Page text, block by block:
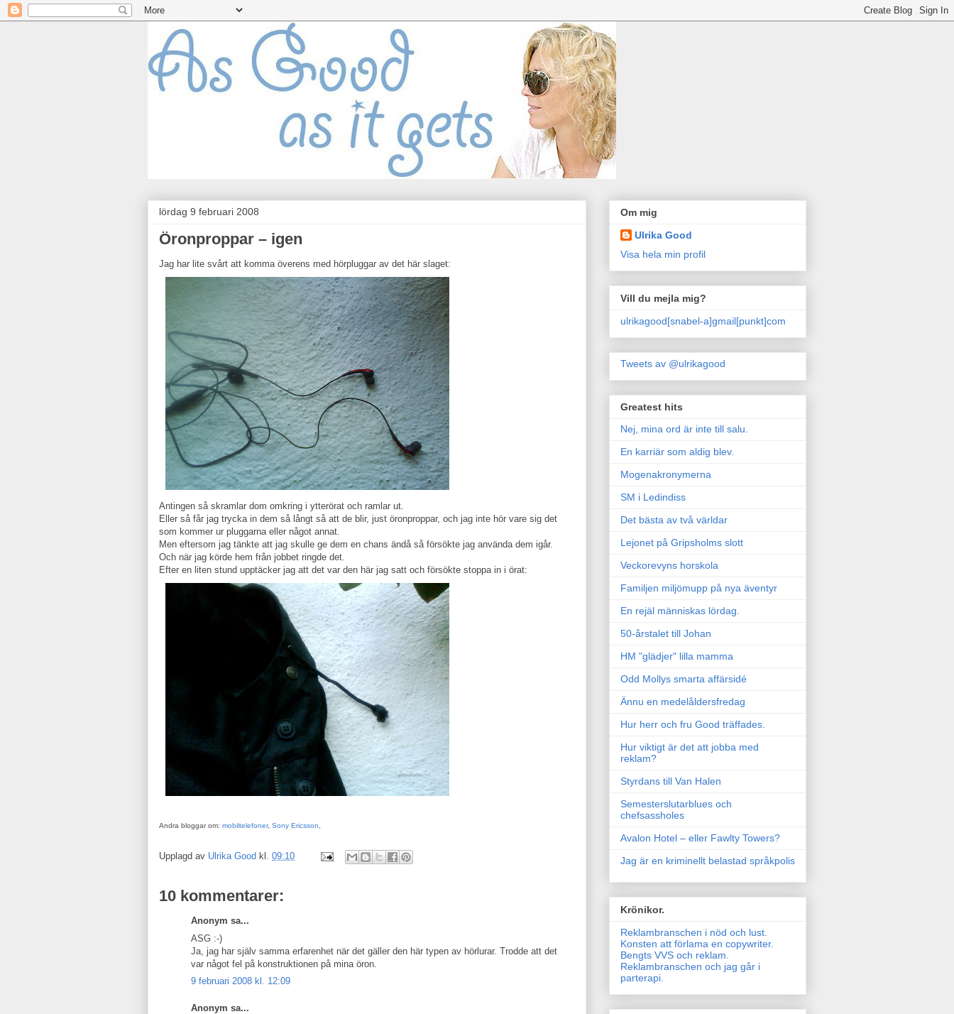
lördag 9 februari 2008
Öronproppar – igen
Jag har lite svårt att komma överens med hörpluggar av det här slaget:
Antingen så skramlar dom omkring i ytterörat och ramlar ut.
Eller så får jag trycka in dem så långt så att de blir, just öronproppar, och jag inte hör vare sig det
som kommer ur pluggarna eller något annat.
Men eftersom jag tänkte att jag skulle ge dem en chans ändå så försökte jag använda dem igår.
Och när jag körde hem från jobbet ringde det.
Efter en liten stund upptäcker jag att det var den här jag satt och försökte stoppa in i örat:
Andra bloggar om: mobiltelefoner, Sony Ericsson
Upplagd av Ulrika Good kl. 09:10
10 kommentarer:
Anonym sa...
ASG :-)
Ja, jag har själv samma erfarenhet när det gäller den här typen av hörlurar. Trodde att det
var något fel på konstruktionen på mina öron.
9 februari 2008 kl. 12:09
Anonym sa...
Om mig
Ulrika Good
Visa hela min profil
Vill du mejla mig?
ulrikagood[snabel-a]gmail[punkt]com
Tweets av @ulrikagood
Greatest hits
Nej, mina ord är inte till salu.
En karriär som aldig blev.
Mogenakronymerna
SM i Ledindiss
Det bästa av två världar
Lejonet på Gripsholms slott
Veckorevyns horskola
Familjen miljömupp på nya äventyr
En rejäl människas lördag.
50-årstalet till Johan
HM "glädjer" lilla mamma
Odd Mollys smarta affärsidé
Ännu en medelåldersfredag
Hur herr och fru Good träffades.
Hur viktigt är det att jobba med
reklam?
Styrdans till Van Halen
Semesterslutarblues och
chefsassholes
Avalon Hotel – eller Fawlty Towers?
Jag är en kriminellt belastad språkpolis
Krönikor.
Reklambranschen i nöd och lust.
Konsten att förlama en copywriter.
Bengts VVS och reklam.
Reklambranschen och jag går i
parterapi.